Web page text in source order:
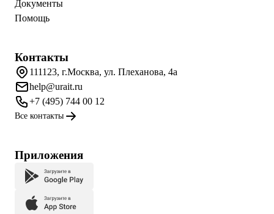
Документы
Помощь
Контакты
111123, г.Москва, ул. Плеханова, 4а
help@urait.ru
+7 (495) 744 00 12
Все контакты
Приложения